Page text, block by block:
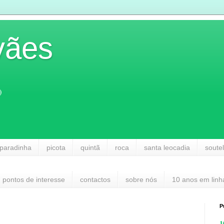
picota quintã roca santa leocadia
pontos de interesse contactos sobre nós 10 anos em